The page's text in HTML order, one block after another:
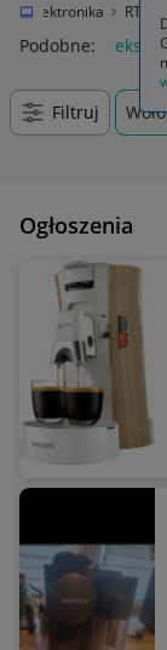
Elektronika RTV i
Podobne:
Filtruj
Ogłoszenia